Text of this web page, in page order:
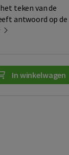
teken van de
antwoord op de
In winkelwagen